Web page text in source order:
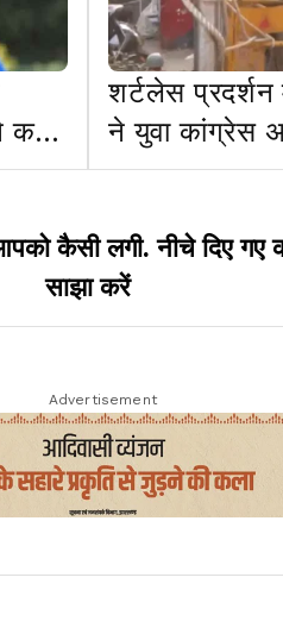
कहा,
शर्टलेस प्रदर्शन
ने युवा कांग्रेस
को किया
कैसी लगी. नीचे दिए गए
साझा करें
Advertisement